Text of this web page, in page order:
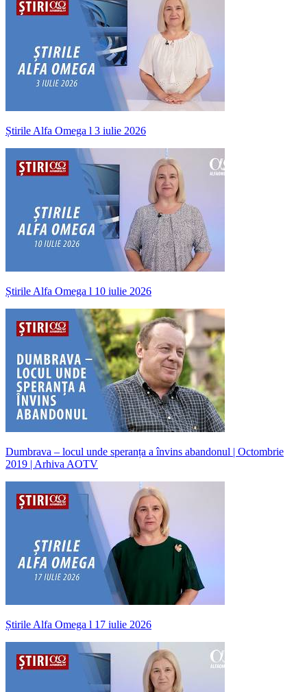
Știrile Alfa Omega l 3 iulie 2026
Știrile Alfa Omega l 10 iulie 2026
Dumbrava – locul unde speranța a învins abandonul | Octombrie
2019 | Arhiva AOTV
Știrile Alfa Omega l 17 iulie 2026